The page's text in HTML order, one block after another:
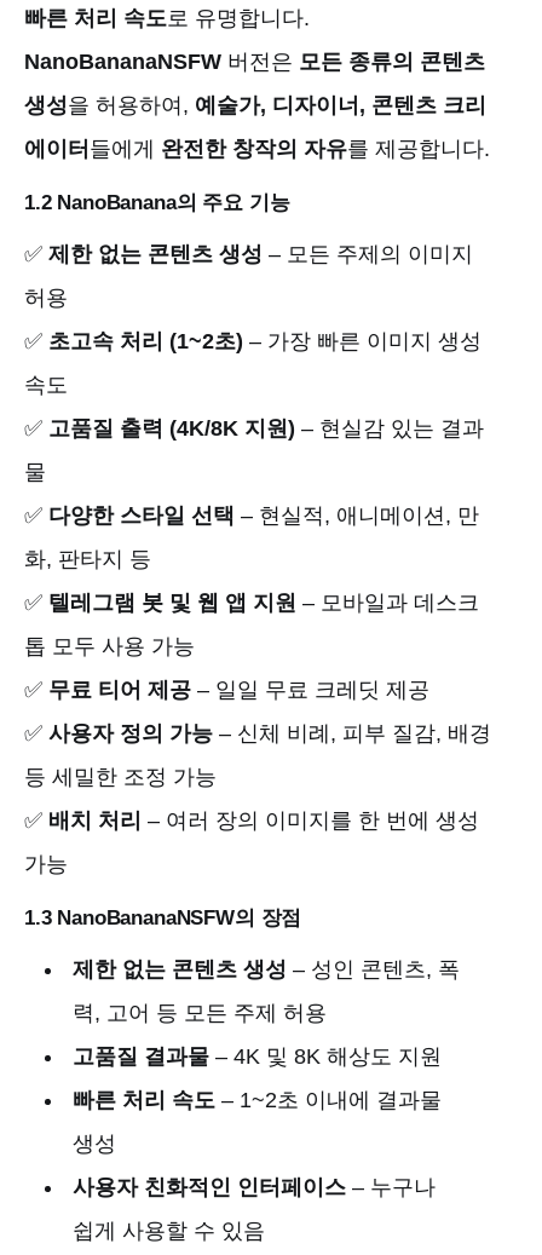
빠른 처리 속도로 유명합니다.
NanoBananaNSFW 버전은 모든 종류의 콘텐츠
생성을 허용하여, 예술가, 디자이너, 콘텐츠 크리
에이터 들에게 완전한 창작의 자유를 제공합니다.
1.2 NanoBanana의 주요 기능
✅ 제한 없는 콘텐츠 생성 – 모든 주제의 이미지
허용
✅ 초고속 처리 (1~2초) – 가장 빠른 이미지 생성
속도
✅ 고품질 출력 (4K/8K 지원) – 현실감 있는 결과
물
✅ 다양한 스타일 선택 – 현실적, 애니메이션, 만
화, 판타지 등
✅ 텔레그램 봇 및 웹 앱 지원 – 모바일과 데스크
톱 모두 사용 가능
✅ 무료 티어 제공 – 일일 무료 크레딧 제공
✅ 사용자 정의 가능 – 신체 비례, 피부 질감, 배경
등 세밀한 조정 가능
✅ 배치 처리 – 여러 장의 이미지를 한 번에 생성
가능
1.3 NanoBananaNSFW의 장점
제한 없는 콘텐츠 생성 – 성인 콘텐츠, 폭
력, 고어 등 모든 주제 허용
고품질 결과물– 4K 및 8K 해상도 지원
빠른 처리 속도– 1~2초 이내에 결과물
생성
사용자 친화적인 인터페이스– 누구나
쉽게 사용할 수 있음